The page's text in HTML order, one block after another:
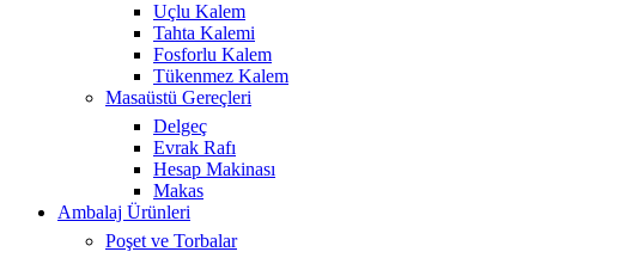
Uçlu Kalem
Tahta Kalemi
Fosforlu Kalem
Tükenmez Kalem
Masaüstü Gereçleri
Delgeç
Evrak Rafı
Hesap Makinası
Makas
Ambalaj Ürünleri
Poşet ve Torbalar